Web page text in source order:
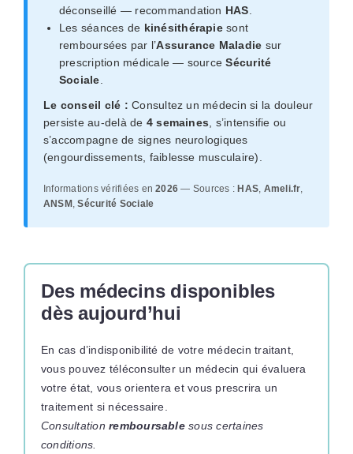
déconseillé — recommandation HAS
Les séances de kinésithérapiesont
remboursées par l’Assurance Maladie sur
prescription médicale — sourceSécurité
Sociale
Le conseil clé : Consultez un médecin si la douleur
persiste au-delà de 4 semaines , s’intensifie ou
s’accompagne de signes neurologiques
(engourdissements, faiblesse musculaire).
Informations vérifiées en2026 — Sources : HAS, Ameli.fr,
ANSM ,Sécurité Sociale
Des médecins disponibles
dès aujourd’hui
En cas d’indisponibilité de votre médecin traitant,
vous pouvez téléconsulter un médecin qui évaluera
votre état, vous orientera et vous prescrira un
traitement si nécessaire.
Consultationremboursablesous certaines
conditions.